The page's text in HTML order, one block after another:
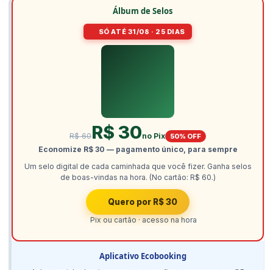
Álbum de Selos
SÓ ATÉ 31/08 · 25 DIAS
R$ 60R$ 30no Pix 50% OFF
Economize R$ 30 — pagamento único, para sempre
Um selo digital de cada caminhada que você fizer. Ganha selos
de boas-vindas na hora. (No cartão: R$ 60.)
Quero por R$ 30
Pix ou cartão · acesso na hora
Aplicativo Ecobooking